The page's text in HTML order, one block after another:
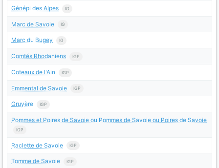
Génépi des Alpes IG
Marc de Savoie IG
Marc du Bugey IG
Comtés Rhodaniens IGP
Coteaux de l'Ain IGP
Emmental de Savoie IGP
Gruyère IGP
Pommes et Poires de Savoie ou Pommes de Savoie ou Poires de Savoie
IGP
Raclette de Savoie IGP
Tomme de Savoie IGP